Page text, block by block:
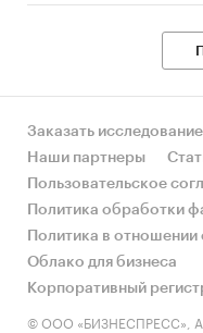
Заказать исследование
Наши партнеры
Пользовательское
Политика обработки
Политика в
Облако для бизнеса
Корпоративный
© ООО «БИЗНЕСПРЕСС»,